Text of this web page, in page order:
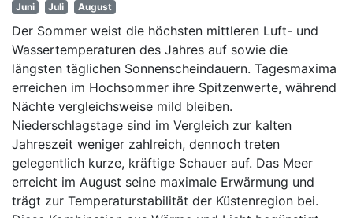
Juni Juli August
Der Sommer weist die höchsten mittleren Luft- und
Wassertemperaturen des Jahres auf sowie die
längsten täglichen Sonnenscheindauern. Tagesmaxima
erreichen im Hochsommer ihre Spitzenwerte, während
Nächte vergleichsweise mild bleiben.
Niederschlagstage sind im Vergleich zur kalten
Jahreszeit weniger zahlreich, dennoch treten
gelegentlich kurze, kräftige Schauer auf. Das Meer
erreicht im August seine maximale Erwärmung und
trägt zur Temperaturstabilität der Küstenregion bei.